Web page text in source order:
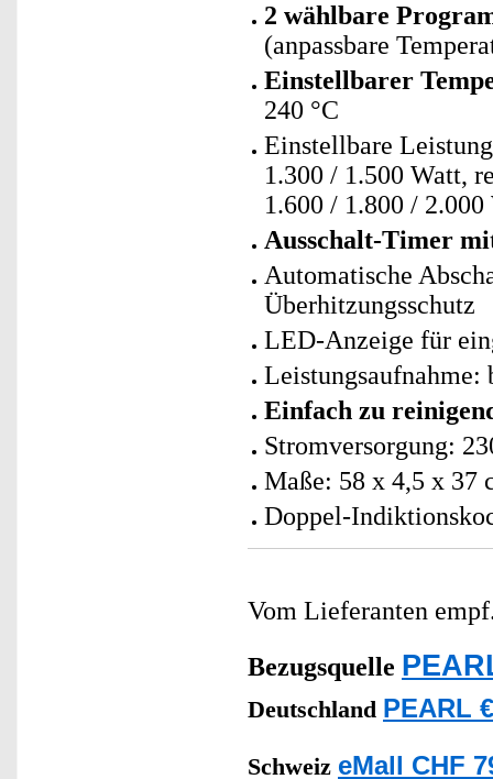
2 wählbare
(anpassbare
Einstellbarer
240 °C
Einstellbare
1.300 / 1.500 Watt,
1.600 / 1.800 / 2.000
Ausschalt-Timer
Automatische
Überhitzungsschutz
LED-Anzeige für
Leistungsaufnahme:
Einfach zu
Stromversorgung:
Maße: 58 x 4,5 x 37
Doppel-
Vom Lieferanten
Bezugsquelle
Deutschland PEARL
Schweiz eMall CHF